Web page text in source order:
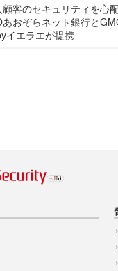
客のセキュリティを心
あおぞらネット銀行と
イエラエが提携